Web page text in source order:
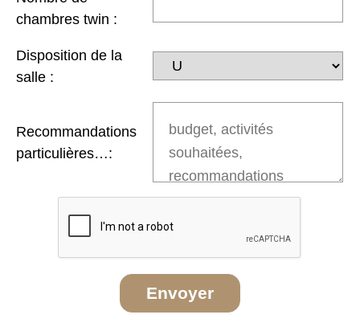
chambres twin :
Disposition de la
salle :
Recommandations
particulières…:
Envoyer